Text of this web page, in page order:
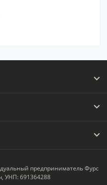
предприниматель Фурс
УНП: 691364288